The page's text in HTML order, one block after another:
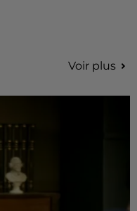
Voir plus